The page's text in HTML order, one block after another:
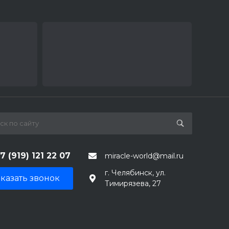
(919) 121 22 07 miracle-world@mail.ru
звонок
г. Челябинск, ул.
Тимирязева, 27